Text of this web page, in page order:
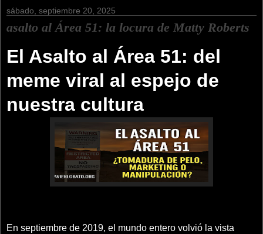
sábado, septiembre 20, 2025
asalto al Área 51: la locura de Matty Roberts
El Asalto al Área 51: del
meme viral al espejo de
nuestra cultura
En septiembre de 2019, el mundo entero volvió la vista